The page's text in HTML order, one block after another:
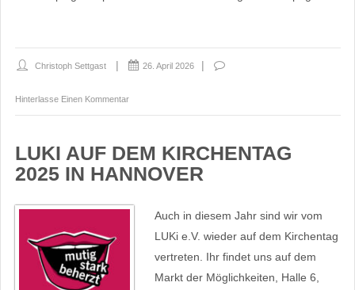
Christoph Settgast 26. April 2026
Hinterlasse Einen Kommentar
LUKI AUF DEM KIRCHENTAG
2025 IN HANNOVER
Auch in diesem Jahr sind wir vom
LUKi e.V. wieder auf dem Kirchentag
vertreten. Ihr findet uns auf dem
Markt der Möglichkeiten, Halle 6,